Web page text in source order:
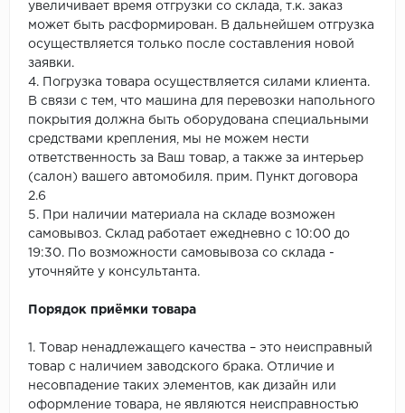
увеличивает время отгрузки со склада, т.к. заказ
может быть расформирован. В дальнейшем отгрузка
осуществляется только после составления новой
заявки.
4. Погрузка товара осуществляется силами клиента.
В связи с тем, что машина для перевозки напольного
покрытия должна быть оборудована специальными
средствами крепления, мы не можем нести
ответственность за Ваш товар, а также за интерьер
(салон) вашего автомобиля. прим. Пункт договора
2.6
5. При наличии материала на складе возможен
самовывоз. Склад работает ежедневно с 10:00 до
19:30. По возможности самовывоза со склада -
уточняйте у консультанта.
Порядок приёмки товара
1. Товар ненадлежащего качества – это неисправный
товар с наличием заводского брака. Отличие и
несовпадение таких элементов, как дизайн или
оформление товара, не являются неисправностью